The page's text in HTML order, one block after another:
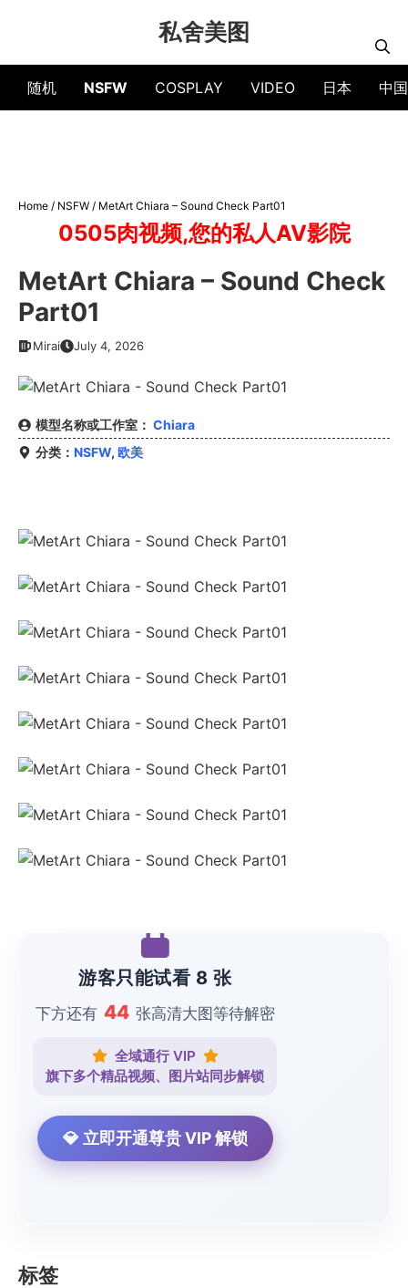
私舍美图
随机 NSFW COSPLAY VIDEO 日本 中国
Home / NSFW / MetArt Chiara – Sound Check Part01
0505肉视频,您的私人AV影院
MetArt Chiara – Sound Check
Part01
Mirai July 4, 2026
模型名称或工作室： Chiara
分类： NSFW, 欧美
游客只能试看 8 张
下方还有 44 张高清大图等待解密
全域通行 VIP
旗下多个精品视频、图片站同步解锁
💎 立即开通尊贵 VIP 解锁
标签